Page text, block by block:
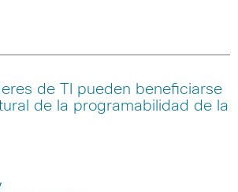
de TI pueden beneficiarse
de la programabilidad de la